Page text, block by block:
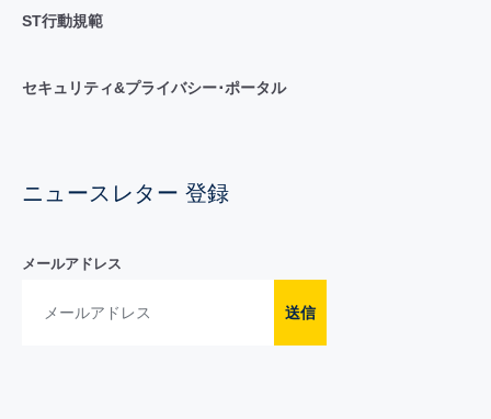
ST行動規範
セキュリティ&プライバシー･ポータル
ニュースレター 登録
メールアドレス
送信